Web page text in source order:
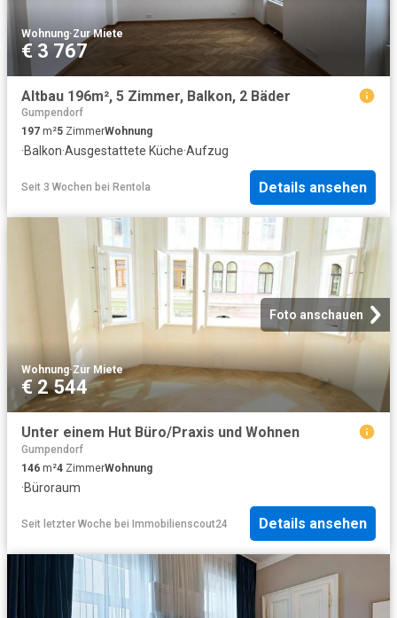
Wohnung·Zur Miete
€ 3 767
Altbau 196m², 5 Zimmer, Balkon, 2 Bäder
Gumpendorf
197 m²5 ZimmerWohnung
·Balkon·Ausgestattete Küche·Aufzug
Seit 3 Wochen bei Rentola Details ansehen
Foto anschauen
Wohnung·Zur Miete
€ 2 544
Unter einem Hut Büro/Praxis und Wohnen
Gumpendorf
146 m²4 ZimmerWohnung
·Büroraum
Seit letzter Woche bei Immobilienscout24 Details ansehen